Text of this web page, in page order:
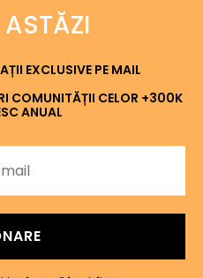
EXCLUSIVE PE MAIL
COMUNITĂȚII CELOR +300K
ANUAL